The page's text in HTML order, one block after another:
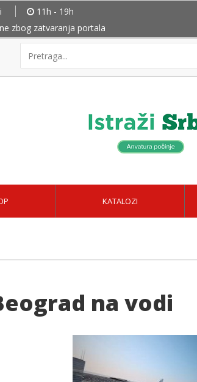
11h - 19h
zbog zatvaranja portala
KATALOZI
na vodi